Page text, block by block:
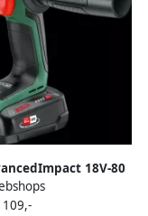
18V-80
Klopboormachine |
lader | In doos